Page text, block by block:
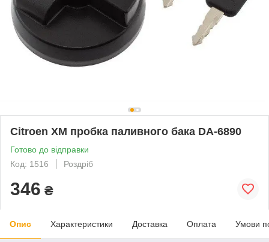
Citroen XM пробка паливного бака DA-6890
Готово до відправки
Код: 1516
Роздріб
346 ₴
Опис Характеристики Доставка Оплата Умови